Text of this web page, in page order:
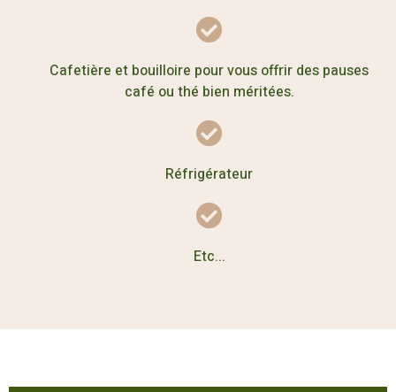
Cafetière et bouilloire pour vous offrir des pauses
café ou thé bien méritées.
Réfrigérateur
Etc...